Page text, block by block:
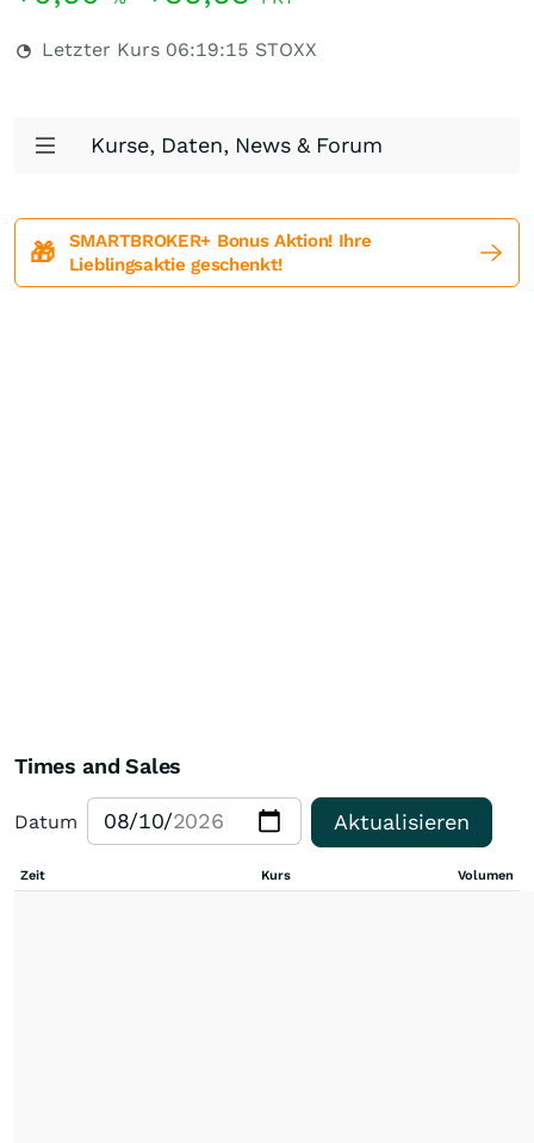
Letzter Kurs 06:19:15 STOXX
Kurse, Daten, News & Forum
🎁
SMARTBROKER+ Bonus Aktion! Ihre
Lieblingsaktie geschenkt!
Times and Sales
Datum Aktualisieren
Zeit Kurs Volumen